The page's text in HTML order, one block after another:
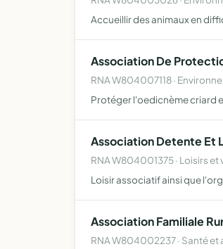
Accueillir des animaux en
Association De
RNA W804007118 ·
Protéger l'oedicnème criard
Association Detente Et
RNA W804001375 · Loisirs et
Loisir associatif ainsi que
Association Familiale
RNA W804002237 · Santé et